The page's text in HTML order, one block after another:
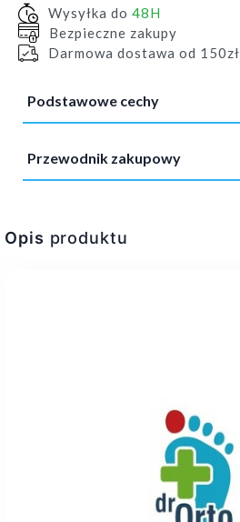
Wysyłka do 48H
Bezpieczne zakupy
Darmowa dostawa od 150zł
Podstawowe cechy
Przewodnik zakupowy
Opis produktu